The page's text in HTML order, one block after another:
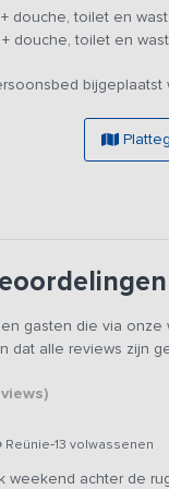
sfeer en
het terras op,
terras aan de
heerlijk buiten kunt
op eigen terrein.
voedselallergieën
douche, toilet en
douche, toilet en
bijgeplaatst
gasten die via
dat alle reviews zijn
)
Reünie-13 volwassenen
weekend achter de